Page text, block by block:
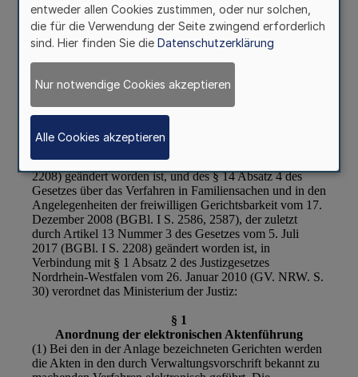
entweder allen Cookies zustimmen, oder nur solchen,
die für die Verwendung der Seite zwingend erforderlich
sind. Hier finden Sie die Datenschutzerklärung
Nur notwendige Cookies akzeptieren
Alle Cookies akzeptieren